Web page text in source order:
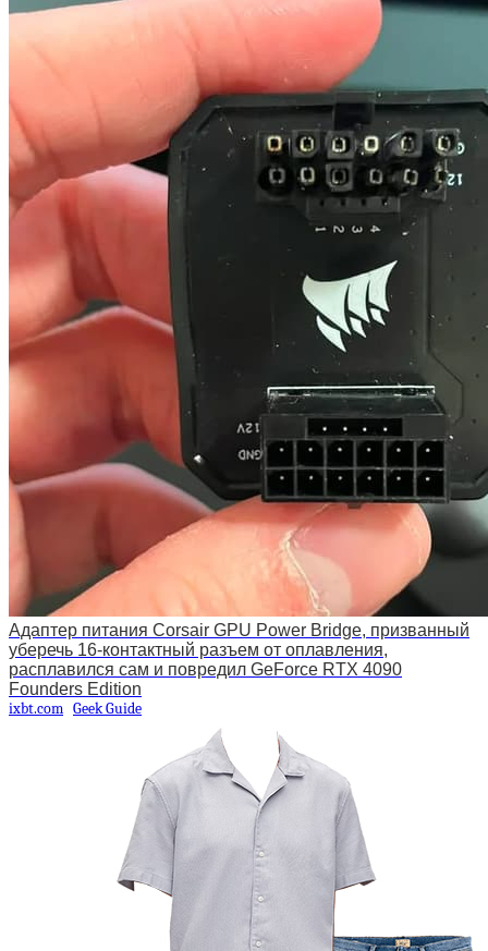
Адаптер питания Corsair GPU Power Bridge, призванный
уберечь 16-контактный разъем от оплавления,
расплавился сам и повредил GeForce RTX 4090
Founders Edition
ixbt.com Geek Guide